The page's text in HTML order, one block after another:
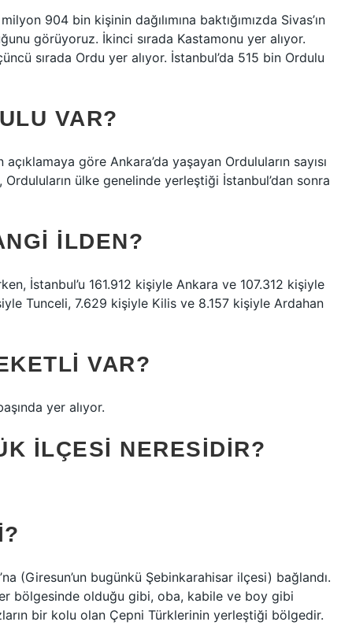
904 bin kişinin dağılımına baktığımızda Sivas’ın
görüyoruz. İkinci sırada Kastamonu yer alıyor.
sırada Ordu yer alıyor. İstanbul’da 515 bin Ordulu
VAR?
göre Ankara’da yaşayan Orduluların sayısı
ülke genelinde yerleştiği İstanbul’dan sonra
ILDEN?
İstanbul’u 161.912 kişiyle Ankara ve 107.312 kişiyle
Tunceli, 7.629 kişiyle Kilis ve 8.157 kişiyle Ardahan
VAR?
yer alıyor.
ILÇESI NERESIDIR?
(Giresun’un bugünkü Şebinkarahisar ilçesi) bağlandı.
bölgesinde olduğu gibi, oba, kabile ve boy gibi
bir kolu olan Çepni Türklerinin yerleştiği bölgedir.